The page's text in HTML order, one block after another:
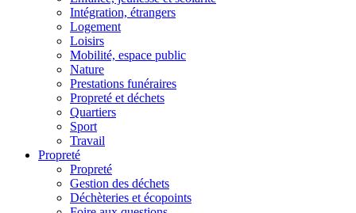
Intégration, étrangers
Logement
Loisirs
Mobilité, espace public
Nature
Prestations funéraires
Propreté et déchets
Quartiers
Sport
Travail
Propreté
Propreté
Gestion des déchets
Déchèteries et écopoints